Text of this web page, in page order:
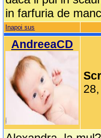
in farfuria de
Inapoi sus
AndreeaCD